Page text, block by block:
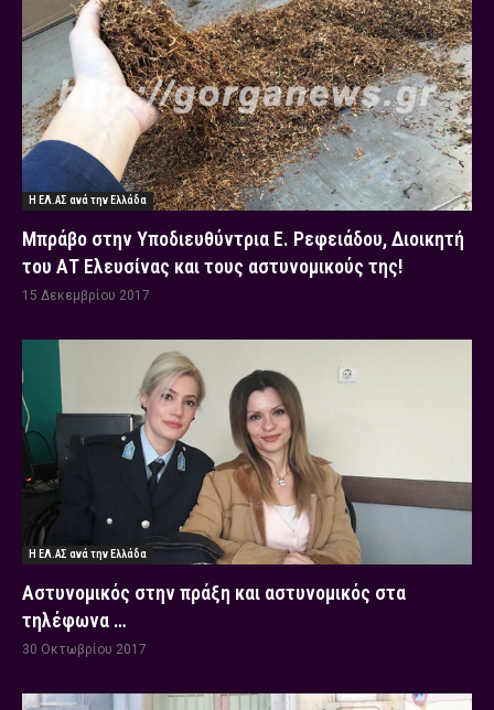
Η ΕΛ.ΑΣ ανά την Ελλάδα
Μπράβο στην Υποδιευθύντρια Ε. Ρεφειάδου, Διοικητή
του ΑΤ Ελευσίνας και τους αστυνομικούς της!
15 Δεκεμβρίου 2017
Η ΕΛ.ΑΣ ανά την Ελλάδα
Αστυνομικός στην πράξη και αστυνομικός στα
τηλέφωνα …
30 Οκτωβρίου 2017